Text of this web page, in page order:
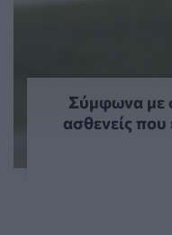
Σύμφωνα με
ασθενείς